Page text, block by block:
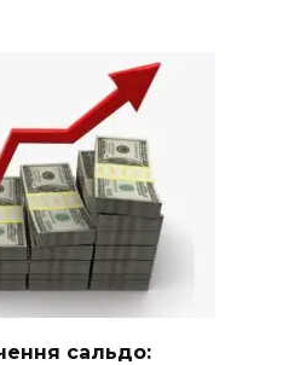
сальдо: